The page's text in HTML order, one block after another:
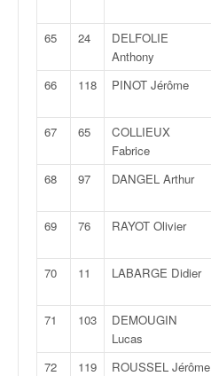
65
24
DELFOLIE
Anthony
66
118 PINOT Jérôme
67
65
COLLIEUX
Fabrice
68
97 DANGEL Arthur
69
76 RAYOT Olivier
70
11 LABARGE Didier
71 103
DEMOUGIN
Lucas
72
119 ROUSSEL Jérôme